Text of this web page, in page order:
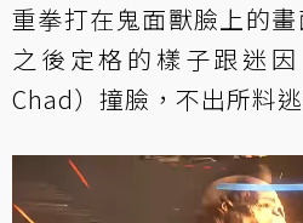
重拳打在鬼面獸臉上的
之後定格的樣子跟迷因
Chad）撞臉，不出所料